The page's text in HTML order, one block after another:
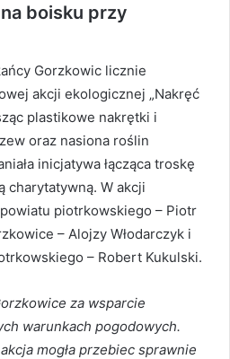
boisku przy
Gorzkowic licznie
akcji ekologicznej „Nakręć
plastikowe nakrętki i
oraz nasiona roślin
inicjatywa łącząca troskę
charytatywną. W akcji
piotrkowskiego – Piotr
– Alojzy Włodarczyk i
– Robert Kukulski.
za wsparcie
warunkach pogodowych.
mogła przebiec sprawnie